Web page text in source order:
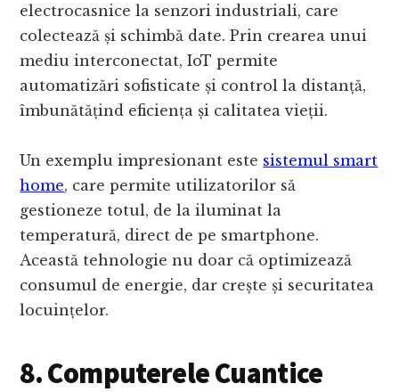
electrocasnice la senzori industriali, care
colectează și schimbă date. Prin crearea unui
mediu interconectat, IoT permite
automatizări sofisticate și control la distanță,
îmbunătățind eficiența și calitatea vieții.
Un exemplu impresionant este sistemul smart
home, care permite utilizatorilor să
gestioneze totul, de la iluminat la
temperatură, direct de pe smartphone.
Această tehnologie nu doar că optimizează
consumul de energie, dar crește și securitatea
locuințelor.
8. Computerele Cuantice